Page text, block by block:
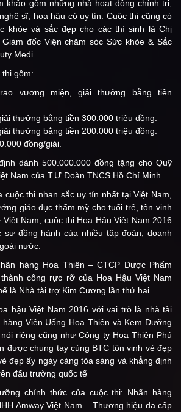
khảo gồm những nhà hoạt động chính trị,
sĩ, hoa hậu có uy tín. Cuộc thi cũng có
khỏe và sắc đẹp cho các thí sinh là Chị
đốc Viện chăm sóc Sức khỏe & Sắc
Medi.
gồm:
vương miện, giải thưởng bằng tiền
thưởng bằng tiền 300.000 triệu đồng.
thưởng bằng tiền 200.000 triệu đồng.
đồng/giải.
dành 500.000.000 đồng tặng cho Quỹ
Nam của T.Ư Đoàn TNCS Hồ Chí Minh.
cuộc thi nhan sắc uy tín nhất tại Việt Nam,
giáo dục thẩm mỹ cho tuổi trẻ, tôn vinh
Nam, cuộc thi Hoa Hậu Việt Nam 2016
sự đồng hành của nhiều tập đoàn, doanh
nước:
hàng Hoa Thiên – CTCP Dược Phẩm
công rực rỡ của Hoa Hậu Việt Nam
là Nhà tài trợ Kim Cương lần thứ hai.
hậu Việt Nam 2016 với vai trò là nhà tài
Viên Uống Hoa Thiên và Kem Dưỡng
riêng cũng như Công ty Hoa Thiên Phú
được chung tay cùng BTC tôn vinh vẻ đẹp
đẹp ấy ngày càng tỏa sáng và khẳng định
đấu trường quốc tế
chính thức của cuộc thi: Nhãn hàng
Amway Việt Nam – Thương hiệu đa cấp